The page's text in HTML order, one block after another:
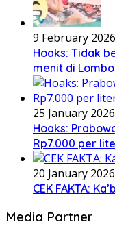
9 February 2026
Hoaks: Tidak
menit di
25 January 2026
Hoaks:
Rp7.000 per
20 January 2026
CEK FAKTA:
Media Partner